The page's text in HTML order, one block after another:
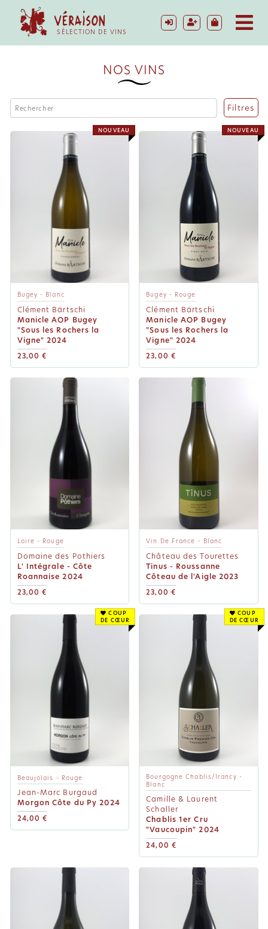
SÉLECTION DE VINS
NOS VINS
Filtres
Bugey - Blanc
Clément Bärtschi
Manicle AOP Bugey
"Sous les Rochers la
Vigne" 2024
23,00 €
NOUVEAU
Bugey - Rouge
Clément Bärtschi
Manicle AOP Bugey
"Sous les Rochers la
Vigne" 2024
23,00 €
NOUVEAU
Loire - Rouge
Domaine des Pothiers
L' Intégrale - Côte
Roannaise 2024
23,00 €
Vin De France - Blanc
Château des Tourettes
Tinus - Roussanne
Côteau de l'Aigle 2023
23,00 €
Beaujolais - Rouge
Jean-Marc Burgaud
Morgon Côte du Py 2024
24,00 €
COUP
DE CŒUR
Bourgogne Chablis/Irancy -
Blanc
Camille & Laurent
Schaller
Chablis 1er Cru
"Vaucoupin" 2024
24,00 €
COUP
DE CŒUR